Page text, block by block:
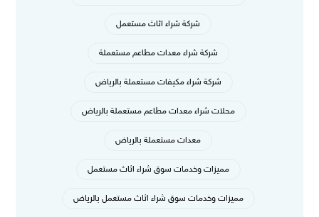
شركة شراء اثاث مستعمل
شركة شراء معدات مطاعم مستعملة
شركة شراء مكيفات مستعملة بالرياض
محلات شراء معدات مطاعم مستعملة بالرياض
معدات مستعملة بالرياض
مميزات وخدمات سوق شراء اثاث مستعمل
مميزات وخدمات سوق شراء اثاث مستعمل بالرياض